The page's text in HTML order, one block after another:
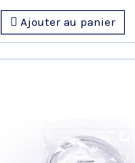
Ajouter au panier